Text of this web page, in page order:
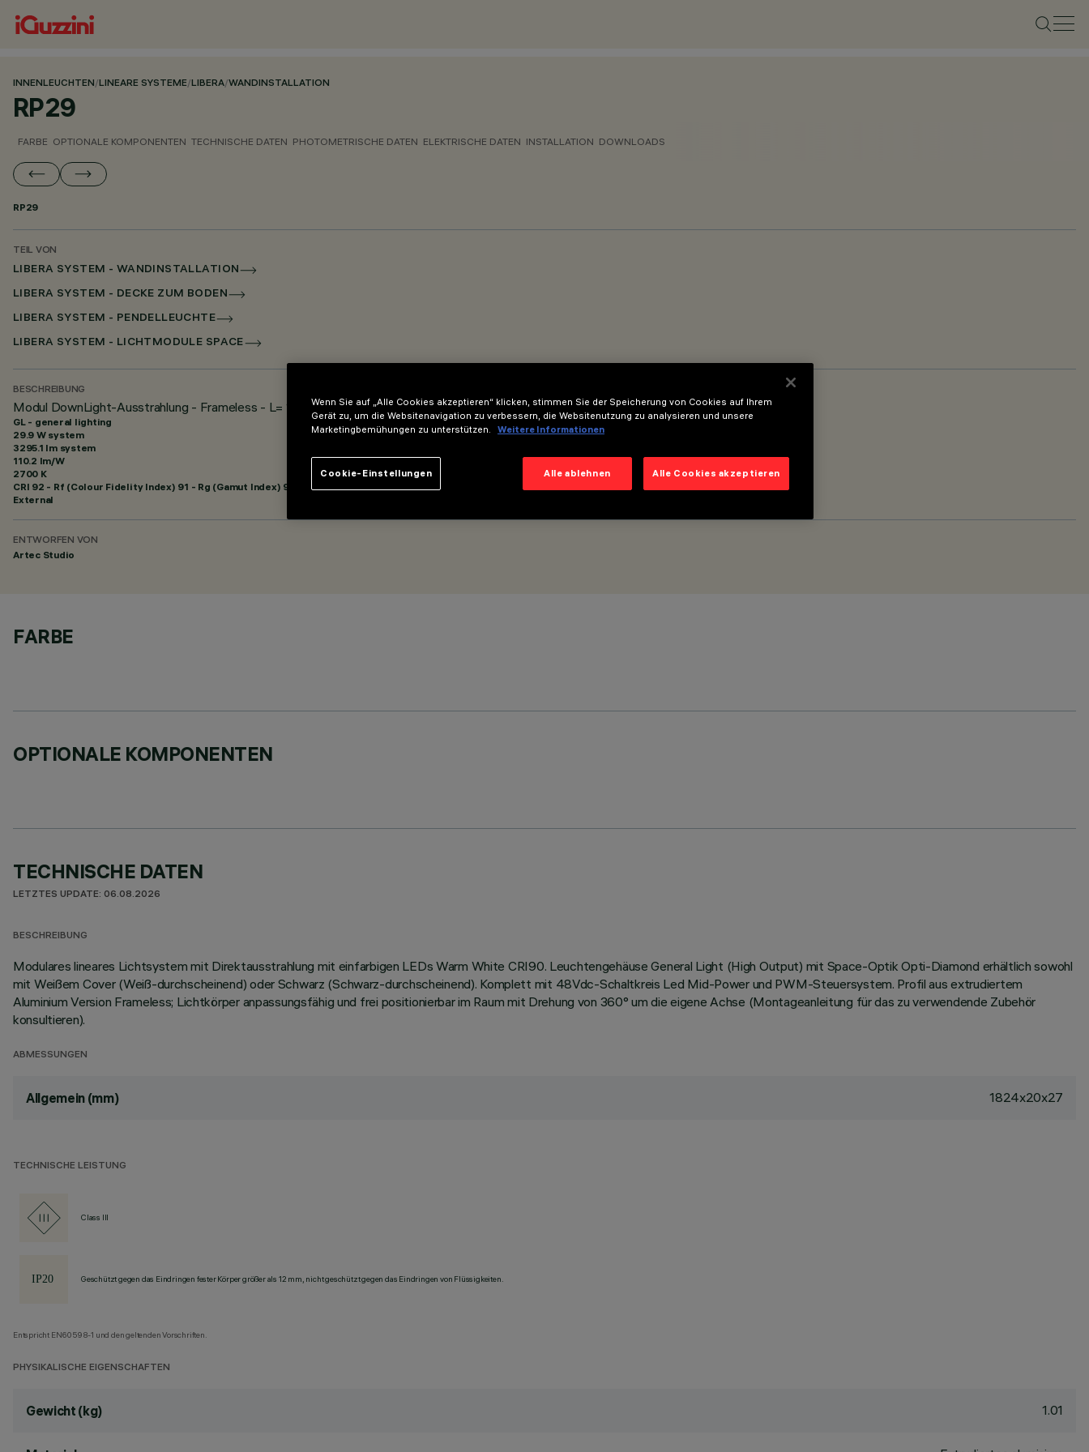
INNENLEUCHTEN/LINEARE SYSTEME/LIBERA/WANDINSTALLATION
RP29
FARBE OPTIONALE KOMPONENTEN TECHNISCHE DATEN PHOTOMETRISCHE DATEN ELEKTRISCHE DATEN INSTALLATION DOWNLOADS
RP29
TEIL VON
LIBERA SYSTEM - WANDINSTALLATION
LIBERA SYSTEM - DECKE ZUM BODEN
LIBERA SYSTEM - PENDELLEUCHTE
LIBERA SYSTEM - LICHTMODULE SPACE
BESCHREIBUNG
Modul DownLight-Ausstrahlung - Frameless - L= 1824 - 48Vdc (PWM) - General Light - Space-Optik – Warm White
GL - general lighting
29.9 W system
3295.1 lm system
110.2 lm/W
2700 K
CRI 92 - Rf (Colour Fidelity Index) 91 - Rg (Gamut Index) 97
External
ENTWORFEN VON
Artec Studio
FARBE
OPTIONALE KOMPONENTEN
TECHNISCHE DATEN
LETZTES UPDATE: 06.08.2026
BESCHREIBUNG
Modulares lineares Lichtsystem mit Direktausstrahlung mit einfarbigen LEDs Warm White CRI90. Leuchtengehäuse General Light (High Output) mit Space-Optik Opti-Diamond erhältlich sowohl
mit Weißem Cover (Weiß-durchscheinend) oder Schwarz (Schwarz-durchscheinend). Komplett mit 48Vdc-Schaltkreis Led Mid-Power und PWM-Steuersystem. Profil aus extrudiertem
Aluminium Version Frameless; Lichtkörper anpassungsfähig und frei positionierbar im Raum mit Drehung von 360° um die eigene Achse (Montageanleitung für das zu verwendende Zubehör
konsultieren).
ABMESSUNGEN
Allgemein (mm) 1824x20x27
TECHNISCHE LEISTUNG
Class III
Geschützt gegen das Eindringen fester Körper größer als 12 mm, nicht geschützt gegen das Eindringen von Flüssigkeiten.
Entspricht EN60598-1 und den geltenden Vorschriften.
PHYSIKALISCHE EIGENSCHAFTEN
Gewicht (kg) 1.01
Wenn Sie auf „Alle Cookies akzeptieren“ klicken, stimmen Sie der Speicherung von Cookies auf Ihrem
Gerät zu, um die Websitenavigation zu verbessern, die Websitenutzung zu analysieren und unsere
Marketingbemühungen zu unterstützen.
Weitere Informationen
Alle ablehnen Alle Cookies akzeptieren
Cookie-Einstellungen